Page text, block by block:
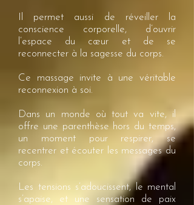
Il permet aussi de réveiller la
conscience corporelle, d’ouvrir
l’espace du cœur et de se
reconnecter à la sagesse du corps.
Ce massage invite à une véritable
reconnexion à soi.
Dans un monde où tout va vite, il
offre une parenthèse hors du temps,
un moment pour respirer, se
recentrer et écouter les messages du
corps.
Les tensions s’adoucissent, le mental
s’apaise, et une sensation de paix